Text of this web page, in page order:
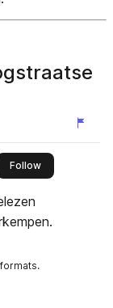
Followthis publisher